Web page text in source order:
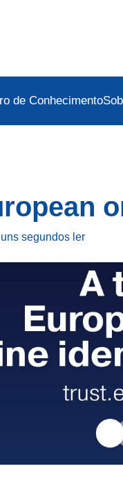
de Conhecimento
segundos ler